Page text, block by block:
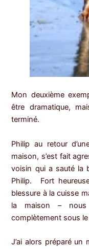
Mon deuxième
être dramatique,
terminé.
Philip au retour
maison, s’est fait
voisin qui a sauté la
Philip. Fort
blessure à la cuisse
la maison –
complètement sous
J’ai alors préparé un